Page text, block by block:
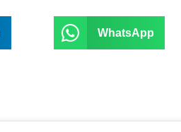
WhatsApp